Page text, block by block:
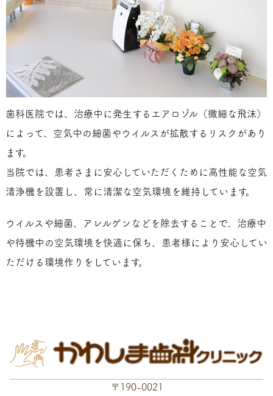
歯科医院では、治療中に発生するエアロゾル（微細な飛沫）
によって、空気中の細菌やウイルスが拡散するリスクがあり
ます。
当院では、患者さまに安心していただくために高性能な空気
清浄機を設置し、常に清潔な空気環境を維持しています。
ウイルスや細菌、アレルゲンなどを除去することで、治療中
や待機中の空気環境を快適に保ち、患者様により安心してい
ただける環境作りをしています。
〒190-0021